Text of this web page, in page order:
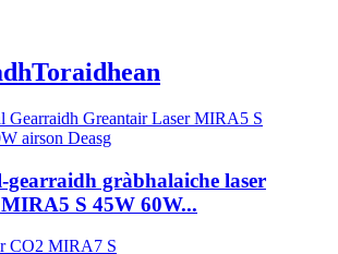
Toraidhean
gearraidh gràbhalaiche laser
MIRA5 S 45W 60W...